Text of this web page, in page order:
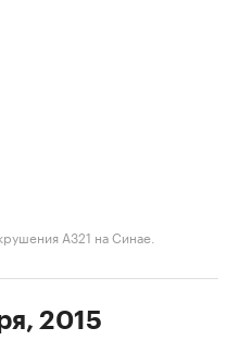
А321 на Синае.
2015